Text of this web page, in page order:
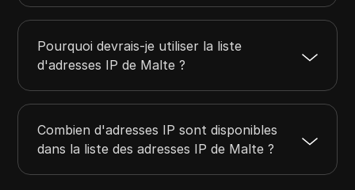
Pourquoi devrais-je utiliser la liste
d'adresses IP de Malte ?
Combien d'adresses IP sont disponibles
dans la liste des adresses IP de Malte ?